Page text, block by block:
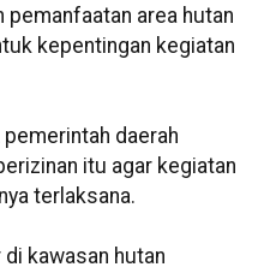
pemanfaatan area hutan
kepentingan kegiatan
pemerintah daerah
itu agar kegiatan
terlaksana.
kawasan hutan